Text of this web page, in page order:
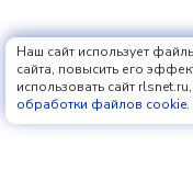
Наш сайт использует
сайта, повысить его
использовать сайт
обработки файлов cookie.